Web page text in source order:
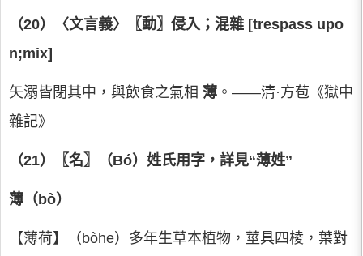
（20）〈文言義〉〖動〗 侵入；混雜 [trespass upo
n;mix]
矢溺皆閉其中，與飲食之氣相 薄 。——清·方苞《獄中
雜記》
（21）〖名〗 （Bó）姓氏用字，詳見“薄姓”
薄（bò）
【薄荷】（bòhe）多年生草本植物，莖具四棱，葉對